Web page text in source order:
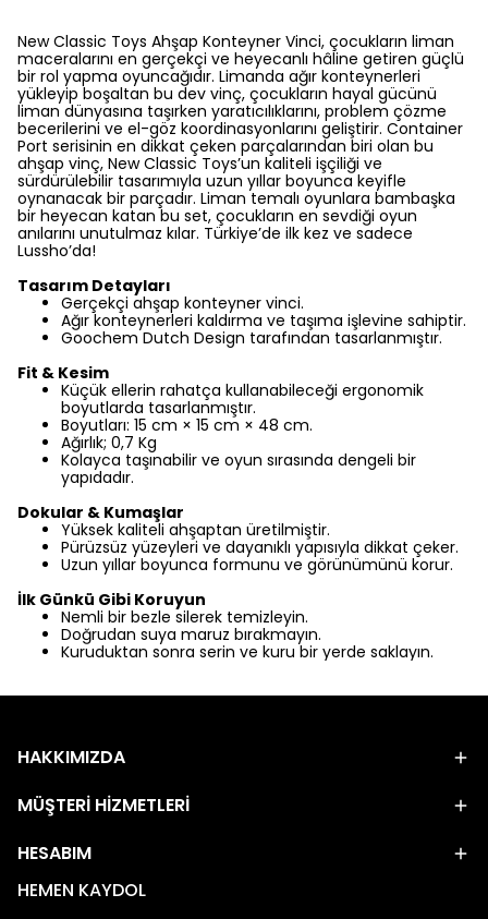
New Classic Toys Ahşap Konteyner Vinci, çocukların liman
maceralarını en gerçekçi ve heyecanlı hâline getiren güçlü
bir rol yapma oyuncağıdır. Limanda ağır konteynerleri
yükleyip boşaltan bu dev vinç, çocukların hayal gücünü
liman dünyasına taşırken yaratıcılıklarını, problem çözme
becerilerini ve el-göz koordinasyonlarını geliştirir. Container
Port serisinin en dikkat çeken parçalarından biri olan bu
ahşap vinç, New Classic Toys’un kaliteli işçiliği ve
sürdürülebilir tasarımıyla uzun yıllar boyunca keyifle
oynanacak bir parçadır. Liman temalı oyunlara bambaşka
bir heyecan katan bu set, çocukların en sevdiği oyun
anılarını unutulmaz kılar. Türkiye’de ilk kez ve sadece
Lussho’da!
Tasarım Detayları
Gerçekçi ahşap konteyner vinci.
Ağır konteynerleri kaldırma ve taşıma işlevine sahiptir.
Goochem Dutch Design tarafından tasarlanmıştır.
Fit & Kesim
Küçük ellerin rahatça kullanabileceği ergonomik
boyutlarda tasarlanmıştır.
Boyutları: 15 cm × 15 cm × 48 cm.
Ağırlık; 0,7 Kg
Kolayca taşınabilir ve oyun sırasında dengeli bir
yapıdadır.
Dokular & Kumaşlar
Yüksek kaliteli ahşaptan üretilmiştir.
Pürüzsüz yüzeyleri ve dayanıklı yapısıyla dikkat çeker.
Uzun yıllar boyunca formunu ve görünümünü korur.
İlk Günkü Gibi Koruyun
Nemli bir bezle silerek temizleyin.
Doğrudan suya maruz bırakmayın.
Kuruduktan sonra serin ve kuru bir yerde saklayın.
HAKKIMIZDA
MÜŞTERİ HİZMETLERİ
HESABIM
HEMEN KAYDOL